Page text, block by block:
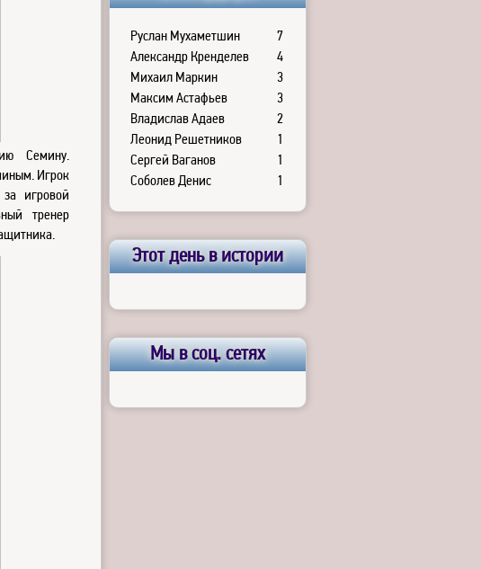
Семину.
Игрок
игровой
тренер
Руслан Мухаметшин
7
Александр Кренделев
4
Михаил Маркин
3
Максим Астафьев
3
Владислав Адаев
2
Леонид Решетников
1
Сергей Ваганов
1
Соболев Денис
1
Этот день в истории
Мы в соц. сетях